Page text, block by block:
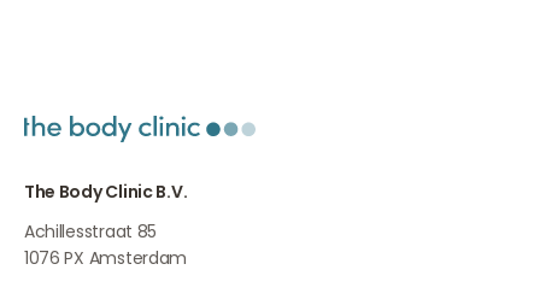
The Body Clinic B.V.
Achillesstraat 85
1076 PX Amsterdam